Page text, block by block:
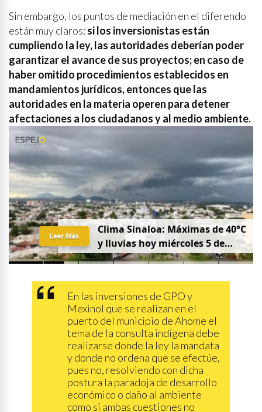
Sin embargo, los puntos de mediación en el diferendo
están muy claros: si los inversionistas están
cumpliendo la ley, las autoridades deberían poder
garantizar el avance de sus proyectos; en caso de
haber omitido procedimientos establecidos en
mandamientos jurídicos, entonces que las
autoridades en la materia operen para detener
afectaciones a los ciudadanos y al medio ambiente.
Clima Sinaloa: Máximas de 40°C
y lluvias hoy miércoles 5 de
agosto
Leer Más
En las inversiones de GPO y
Mexinol que se realizan en el
puerto del municipio de Ahome el
tema de la consulta indígena debe
realizarse donde la ley la mandata
y donde no ordena que se efectúe,
pues no, resolviendo con dicha
postura la paradoja de desarrollo
económico o daño al ambiente
como si ambas cuestiones no